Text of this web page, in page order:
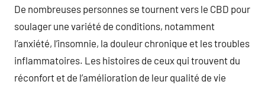
De nombreuses personnes se tournent vers le CBD pour
soulager une variété de conditions, notamment
l’anxiété, l’insomnie, la douleur chronique et les troubles
inflammatoires. Les histoires de ceux qui trouvent du
réconfort et de l’amélioration de leur qualité de vie